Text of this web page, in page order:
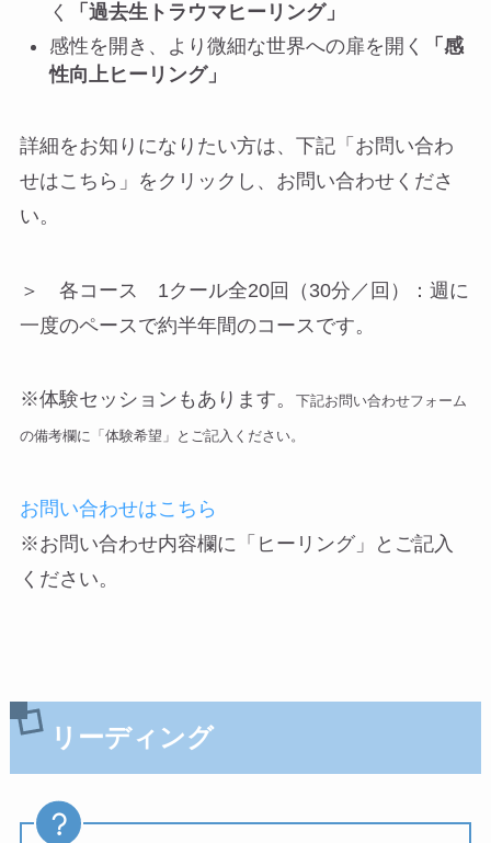
く
「過去生トラウマヒーリング」
感性を開き、より微細な世界への扉を開く
「感
性向上ヒーリング」
詳細をお知りになりたい方は、下記「お問い合わ
せはこちら」をクリックし、お問い合わせくださ
い。
＞ 各コース 1クール全20回（30分／回）：週に
一度のペースで約半年間のコースです。
※体験セッションもあります。 下記お問い合わせフォーム
の備考欄に「体験希望」とご記入ください。
お問い合わせはこちら
※お問い合わせ内容欄に「ヒーリング」とご記入
ください。
リーディング